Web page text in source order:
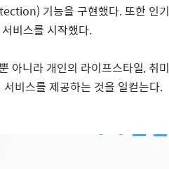
기능을 구현했다.또한 인
비스를 시작했다.
아니라 개인의 라이프스타일, 취미
비스를 제공하는 것을 일컫는다.